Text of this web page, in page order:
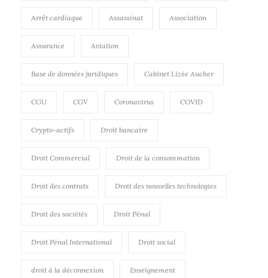
Arrêt cardiaque Assassinat Association
Assurance Aviation
Base de données juridiques Cabinet Lizée Aucher
CGU CGV Coronavirus COVID
Crypto-actifs Droit bancaire
Droit Commercial Droit de la consommation
Droit des contrats Droit des nouvelles technologies
Droit des sociétés Droit Pénal
Droit Pénal International Droit social
droit à la déconnexion Enseignement